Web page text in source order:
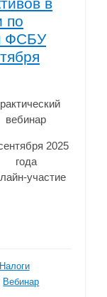
в
по
ФСБУ
вебинар
2025
года
участие
Налоги
Вебинар